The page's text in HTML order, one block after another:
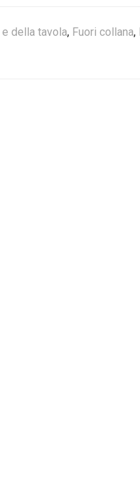
della tavola, Fuori collana,